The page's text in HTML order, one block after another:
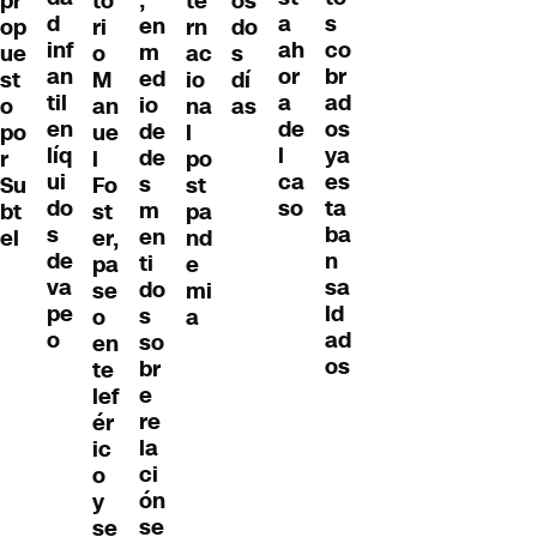
op
ue
st
o
po
r
Su
bt
el
d
inf
an
til
en
líq
ui
do
s
de
va
pe
o
ri
o
M
an
ue
l
Fo
st
er,
pa
se
o
en
te
lef
ér
ic
o
y
se
en
m
ed
io
de
de
s
m
en
ti
do
s
so
br
e
re
la
ci
ón
se
rn
ac
io
na
l
po
st
pa
nd
e
mi
a
do
s
dí
as
a
ah
or
a
de
l
ca
so
s
co
br
ad
os
ya
es
ta
ba
n
sa
ld
ad
os